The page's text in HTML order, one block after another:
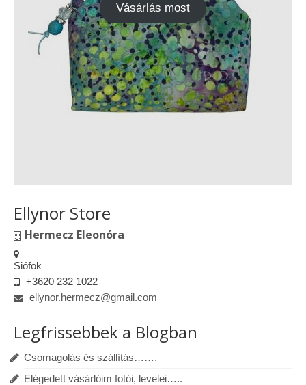
Vásárlás most
Ellynor Store
Hermecz Eleonóra
Siófok
+3620 232 1022
ellynor.hermecz@gmail.com
Legfrissebbek a Blogban
Csomagolás és szállítás…….
Elégedett vásárlóim fotói, levelei…..